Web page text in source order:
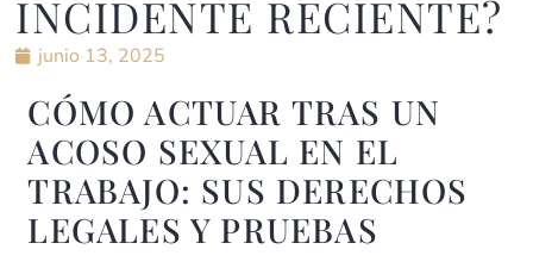
INCIDENTE RECIENTE?
junio 13, 2025
CÓMO ACTUAR TRAS UN
ACOSO SEXUAL EN EL
TRABAJO: SUS DERECHOS
LEGALES Y PRUEBAS